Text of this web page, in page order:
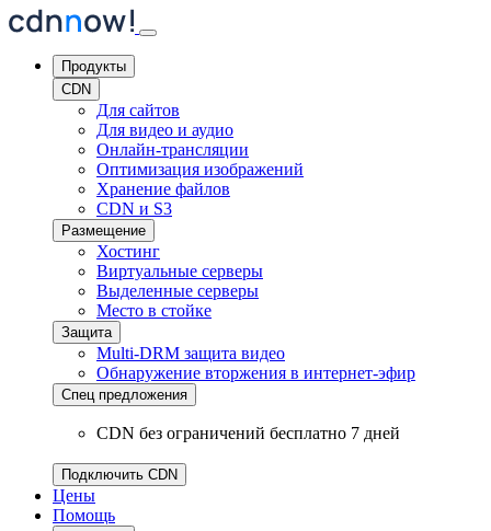
Продукты
CDN
Для сайтов
Для видео и аудио
Онлайн-трансляции
Оптимизация изображений
Хранение файлов
CDN и S3
Размещение
Хостинг
Виртуальные серверы
Выделенные серверы
Место в стойке
Защита
Multi-DRM защита видео
Обнаружение вторжения в интернет-эфир
Спец предложения
CDN без ограничений бесплатно 7 дней
Подключить CDN
Цены
Помощь